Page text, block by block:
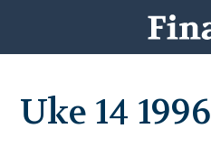
Uke 14 1996